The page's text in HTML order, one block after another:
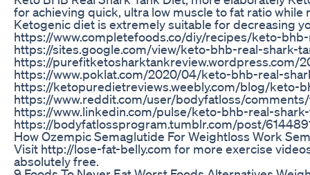
for achieving quick, ultra low muscle to fat ratio
Ketogenic diet is extremely suitable for decreasing
https://www.completefoods.co/diy/recipes/keto-
https://sites.google.com/view/keto-bhb-real-shark-
https://
https://www.poklat.com/2020/04/keto-bhb-real-
https://ketopuredietreviews.weebly.com/blog/keto-
https://www.reddit.com/user/bodyfatloss/
https://www.linkedin.com/pulse/keto-bhb-real-
https://bodyfatlossprogram.tumblr.com/post/
How Ozempic Semaglutide For Weightloss Work
Visit http://lose-fat-belly.com for more exercise
absolutely free.